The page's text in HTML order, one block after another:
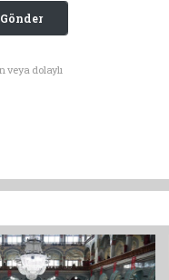
Gönder
veya dolaylı